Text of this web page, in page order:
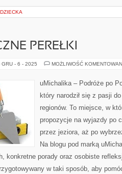
PEREŁKI
GRU - 6 - 2025 MOŻLIWOŚĆ
uMichalika – Podróże po
który narodził się z pasji
regionów. To miejsce, w
propozycje na wyjazdy po
przez jeziora, aż po
Na blogu pod marką
konkretne porady oraz osobiste
w taki sposób, aby